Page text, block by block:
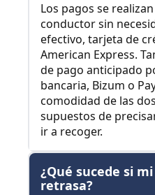
Los pagos se
conductor sin
efectivo, tarjeta de
American Express.
de pago anticipado
bancaria, Bizum o
comodidad de las
supuestos de
ir a recoger.
¿Qué sucede si
retrasa?